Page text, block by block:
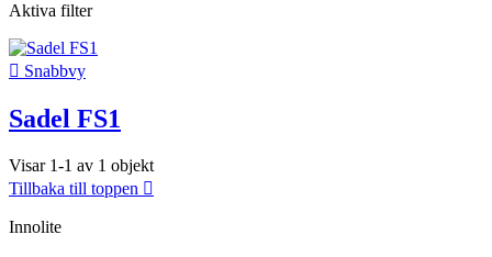
Aktiva filter
 Snabbvy
Sadel FS1
Visar 1-1 av 1 objekt
Tillbaka till toppen 
Innolite